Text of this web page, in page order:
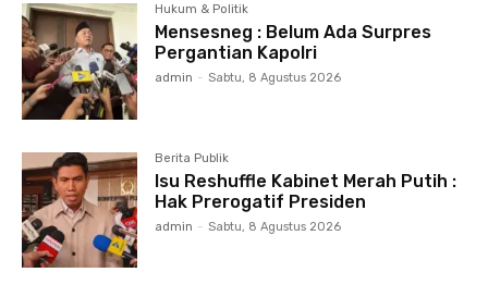
Hukum & Politik
Mensesneg : Belum Ada Surpres
Pergantian Kapolri
admin - Sabtu, 8 Agustus 2026
Berita Publik
Isu Reshuffle Kabinet Merah Putih :
Hak Prerogatif Presiden
admin - Sabtu, 8 Agustus 2026